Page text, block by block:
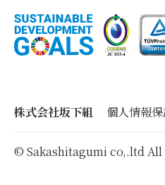
株式会社坂下組 個人情報
© Sakashitagumi co,.ltd